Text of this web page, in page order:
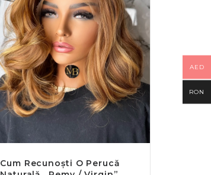
Cum Recunoști O Perucă
AED
RON